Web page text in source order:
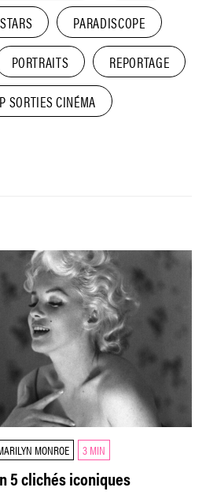
PARADISCOPE
PORTRAITS
REPORTAGE
SORTIES CINÉMA
MONROE 3 MIN
5 clichés iconiques